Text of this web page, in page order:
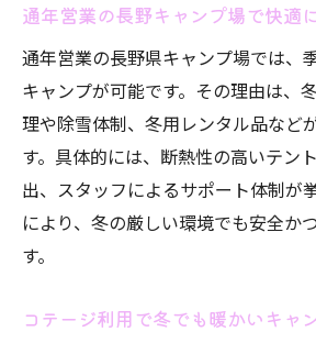
通年営業の長野キャンプ場で快適
通年営業の長野県キャンプ場では、
キャンプが可能です。その理由は、
理や除雪体制、冬用レンタル品など
す。具体的には、断熱性の高いテン
出、スタッフによるサポート体制が
により、冬の厳しい環境でも安全か
す。
コテージ利用で冬でも暖かいキャ